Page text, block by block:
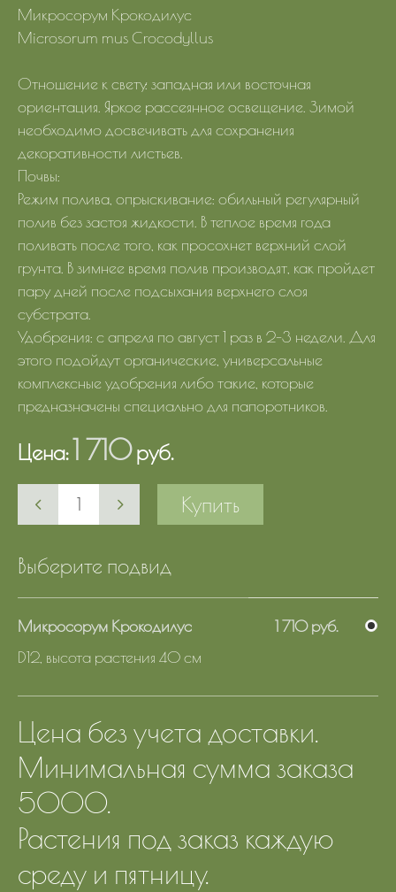
Микросорум Крокодилус
Microsorum mus Crocodyllus
Отношение к свету: западная или восточная
ориентация. Яркое рассеянное освещение. Зимой
необходимо досвечивать для сохранения
декоративности листьев.
Почвы:
Режим полива, опрыскивание: обильный регулярный
полив без застоя жидкости. В теплое время года
поливать после того, как просохнет верхний слой
грунта. В зимнее время полив производят, как пройдет
пару дней после подсыхания верхнего слоя
субстрата.
Удобрения: с апреля по август 1 раз в 2-3 недели. Для
этого подойдут органические, универсальные
комплексные удобрения либо такие, которые
предназначены специально для папоротников.
Цена:1 710руб.
Купить
Выберите подвид
Микросорум Крокодилус
D12, высота растения 40 см
1 710 руб.
Цена без учета доставки.
Минимальная сумма заказа
5000.
Растения под заказ каждую
среду и пятницу.